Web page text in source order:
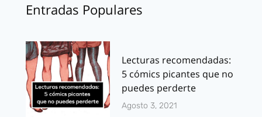
Entradas Populares
Lecturas recomendadas:
5 cómics picantes que no
puedes perderte
Agosto 3, 2021